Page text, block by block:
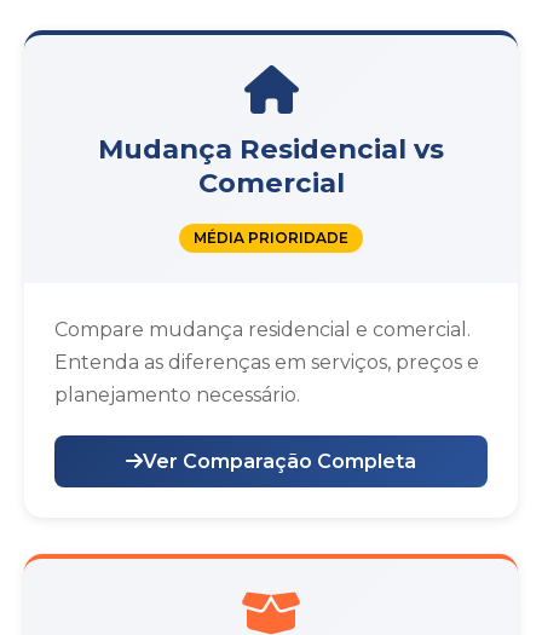
Mudança Residencial vs
Comercial
MÉDIA PRIORIDADE
Compare mudança residencial e comercial.
Entenda as diferenças em serviços, preços e
planejamento necessário.
Ver Comparação Completa